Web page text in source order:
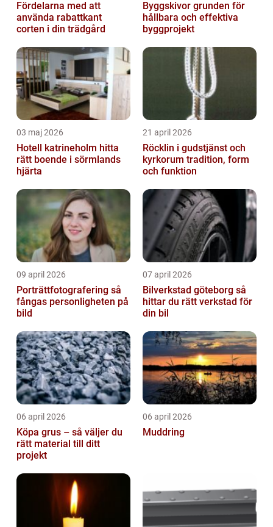
Fördelarna med att
använda rabattkant
corten i din trädgård
Byggskivor grunden för
hållbara och effektiva
byggprojekt
03 maj 2026
Hotell katrineholm hitta
rätt boende i sörmlands
hjärta
21 april 2026
Röcklin i gudstjänst och
kyrkorum tradition, form
och funktion
09 april 2026
Porträttfotografering så
fångas personligheten på
bild
07 april 2026
Bilverkstad göteborg så
hittar du rätt verkstad för
din bil
06 april 2026
Köpa grus – så väljer du
rätt material till ditt
projekt
06 april 2026
Muddring